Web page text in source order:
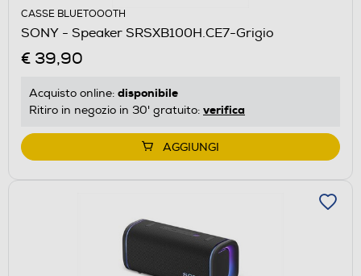
CASSE BLUETOOOTH
SONY - Speaker SRSXB100H.CE7-Grigio
€ 39,90
Acquisto online: disponibile
Ritiro in negozio in 30' gratuito: verifica
AGGIUNGI